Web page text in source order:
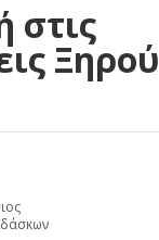
στις
Ξηρού